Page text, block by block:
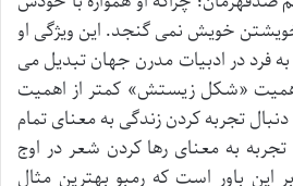
خویش نمی گنجد. این ویژگی او
فرد در ادبیات مدرن جهان تبدیل می
«شکل زیستش» کمتر از اهمیت
تجربه کردن زندگی به معنای تمام
به معنای رها کردن شعر در اوج
این باور است که رمبو بهترین مثال